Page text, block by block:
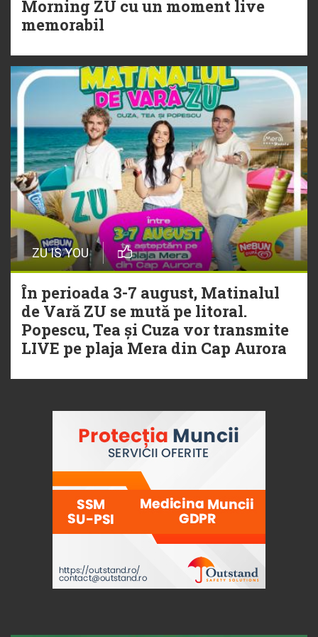
Torpedoul lui Morar: Theo Rose -
Morning ZU cu un moment live
memorabil
ZU IS YOU
În perioada 3-7 august, Matinalul
de Vară ZU se mută pe litoral.
Popescu, Tea și Cuza vor transmite
LIVE pe plaja Mera din Cap Aurora